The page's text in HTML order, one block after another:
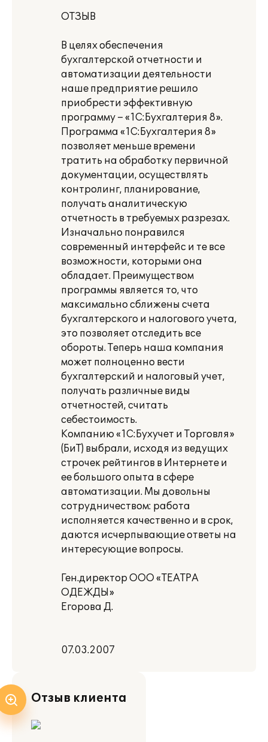
ОТЗЫВ
В целях обеспечения
бухгалтерской отчетности и
автоматизации деятельности
наше предприятие решило
приобрести эффективную
программу – «1С:Бухгалтерия 8».
Программа «1С:Бухгалтерия 8»
позволяет меньше времени
тратить на обработку первичной
документации, осуществлять
контролинг, планирование,
получать аналитическую
отчетность в требуемых разрезах.
Изначально понравился
современный интерфейс и те все
возможности, которыми она
обладает. Преимуществом
программы является то, что
максимально сближены счета
бухгалтерского и налогового учета,
это позволяет отследить все
обороты. Теперь наша компания
может полноценно вести
бухгалтерский и налоговый учет,
получать различные виды
отчетностей, считать
себестоимость.
Компанию «1С:Бухучет и Торговля»
(БиТ) выбрали, исходя из ведущих
строчек рейтингов в Интернете и
ее большого опыта в сфере
автоматизации. Мы довольны
сотрудничеством: работа
исполняется качественно и в срок,
даются исчерпывающие ответы на
интересующие вопросы.
Ген.директор ООО «ТЕАТРА
ОДЕЖДЫ»
Егорова Д.
07.03.2007
Отзыв клиента